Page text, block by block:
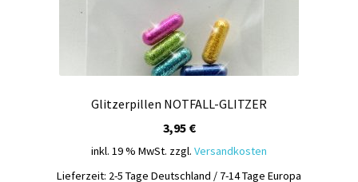
Glitzerpillen NOTFALL-GLITZER
3,95 €
inkl. 19 % MwSt. zzgl. Versandkosten
Lieferzeit: 2-5 Tage Deutschland / 7-14 Tage Europa